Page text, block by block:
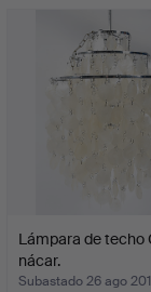
Lámpara de techo
nácar.
Subastado 26 ago